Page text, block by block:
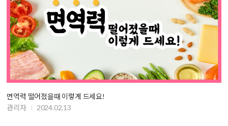
면역력 떨어졌을때 이렇게 드세요!
관리자
2024.02.13